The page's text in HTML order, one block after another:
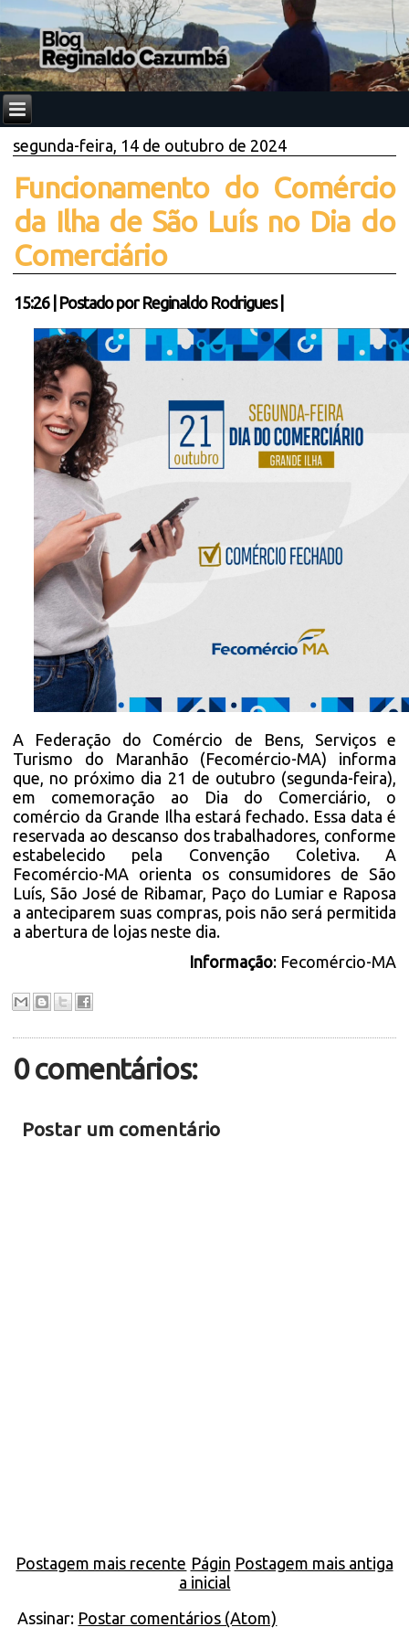
segunda-feira, 14 de outubro de 2024
Funcionamento do Comércio
da Ilha de São Luís no Dia do
Comerciário
15:26| Postado por Reginaldo Rodrigues
A Federação do Comércio de Bens, Serviços e
Turismo do Maranhão (Fecomércio-MA) informa
que, no próximo dia 21 de outubro (segunda-feira),
em comemoração ao Dia do Comerciário, o
comércio da Grande Ilha estará fechado. Essa data é
reservada ao descanso dos trabalhadores, conforme
estabelecido pela Convenção Coletiva. A
Fecomércio-MA orienta os consumidores de São
Luís, São José de Ribamar, Paço do Lumiar e Raposa
a anteciparem suas compras, pois não será permitida
a abertura de lojas neste dia.
Informação: Fecomércio-MA
0 comentários:
Postar um comentário
Postagem mais recente Postagem mais antiga
Págin
a inicial
Assinar: Postar comentários (Atom)